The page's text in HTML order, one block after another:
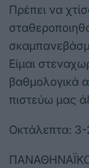
Πρέπει να
Είμαι
βαθμολογικά
πιστεύω μας
Οκτάλεπτα: